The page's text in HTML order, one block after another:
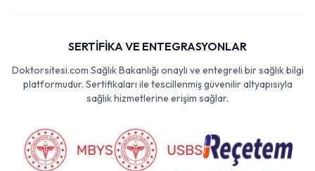
SERTİFİKA VE ENTEGRASYONLAR
Doktorsitesi.com Sağlık Bakanlığı onaylı ve entegreli bir sağlık bilgi
platformudur. Sertifikaları ile tescillenmiş güvenilir altyapısıyla
sağlık hizmetlerine erişim sağlar.